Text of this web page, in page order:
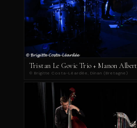
Tristan Le Govic Trio + Manon Albert
© Brigitte Costa-Léardée, Dinan (Bretagne)